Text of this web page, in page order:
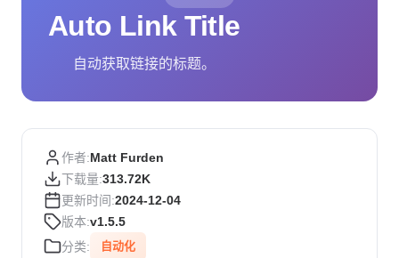
Auto Link Title
自动获取链接的标题。
作者:Matt Furden
下载量:313.72K
更新时间:2024-12-04
版本:v1.5.5
分类:
自动化